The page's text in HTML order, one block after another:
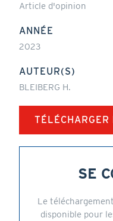
Article d'opinion
ANNÉE
2023
AUTEUR(S)
BLEIBERG H.
TÉLÉCHARGER
SE
Le
disponible pour